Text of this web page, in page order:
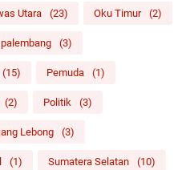
Utara (23) Oku Timur (2)
palembang (3)
(15) Pemuda (1)
(2) Politik (3)
Lebong (3)
(1) Sumatera Selatan (10)